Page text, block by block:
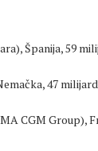
Španija, 59
47
CGM Group),